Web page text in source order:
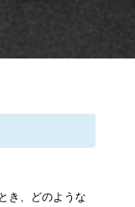
き、どのような